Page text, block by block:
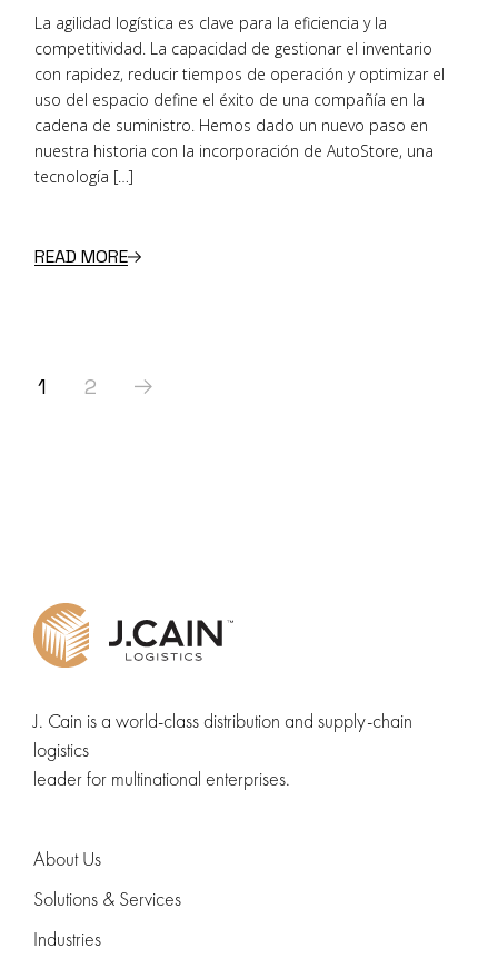
La agilidad logística es clave para la eficiencia y la
competitividad. La capacidad de gestionar el inventario
con rapidez, reducir tiempos de operación y optimizar el
uso del espacio define el éxito de una compañía en la
cadena de suministro. Hemos dado un nuevo paso en
nuestra historia con la incorporación de AutoStore, una
tecnología […]
READ MORE
Posts
1 2
J. Cain is a world-class distribution and supply-chain
logistics
leader for multinational enterprises.
About Us
Solutions & Services
Industries